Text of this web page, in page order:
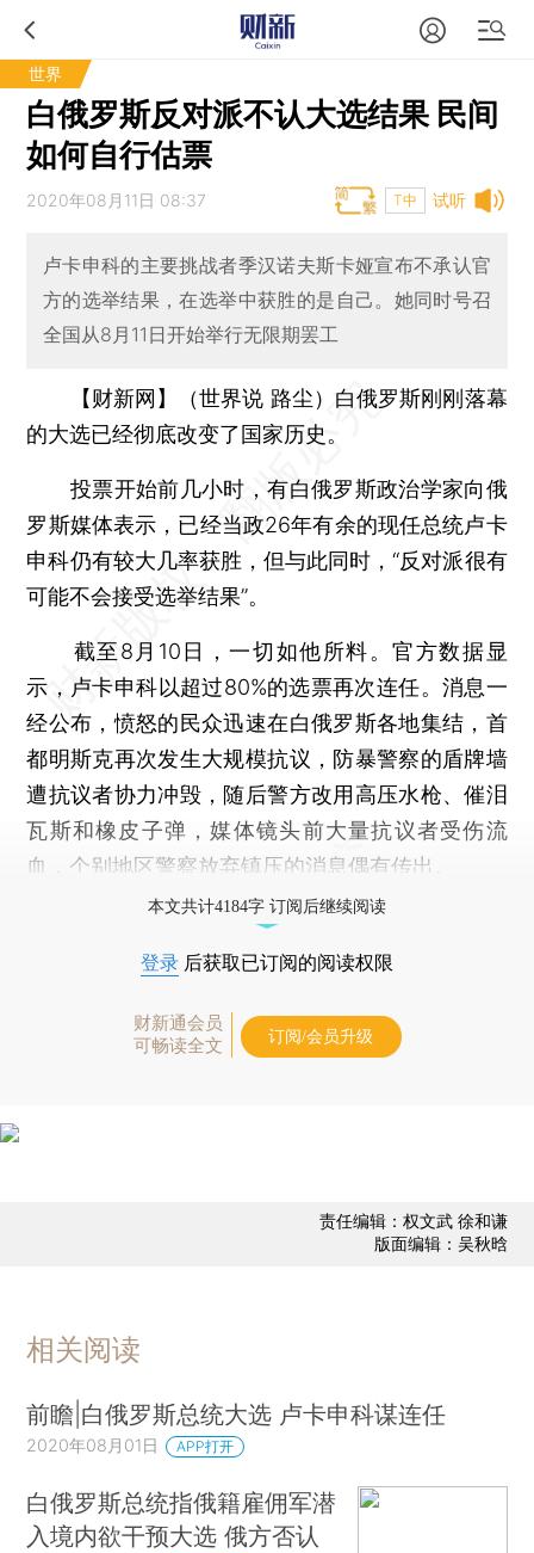
世界
白俄罗斯反对派不认大选结果 民间
如何自行估票
试听
2020年08月11日 08:37 T中
卢卡申科的主要挑战者季汉诺夫斯卡娅宣布不承认官
方的选举结果，在选举中获胜的是自己。她同时号召
全国从8月11日开始举行无限期罢工
【财新网】（世界说 路尘） 白俄罗斯刚刚落幕
的大选已经彻底改变了国家历史。
投票开始前几小时，有白俄罗斯政治学家向俄
罗斯媒体表示，已经当政26年有余的现任总统卢卡
申科仍有较大几率获胜，但与此同时，“反对派很有
可能不会接受选举结果”。
截至8月10日，一切如他所料。官方数据显
示，卢卡申科以超过80%的选票再次连任。消息一
经公布，愤怒的民众迅速在白俄罗斯各地集结，首
都明斯克再次发生大规模抗议，防暴警察的盾牌墙
遭抗议者协力冲毁，随后警方改用高压水枪、催泪
瓦斯和橡皮子弹，媒体镜头前大量抗议者受伤流
血，个别地区警察放弃镇压的消息偶有传出。
本文共计4184字 订阅后继续阅读
登录 后获取已订阅的阅读权限
财新通会员
可畅读全文
订阅/会员升级
责任编辑：权文武 徐和谦
版面编辑：吴秋晗
相关阅读
前瞻|白俄罗斯总统大选 卢卡申科谋连任
2020年08月01日 APP打开
白俄罗斯总统指俄籍雇佣军潜
入境内欲干预大选 俄方否认